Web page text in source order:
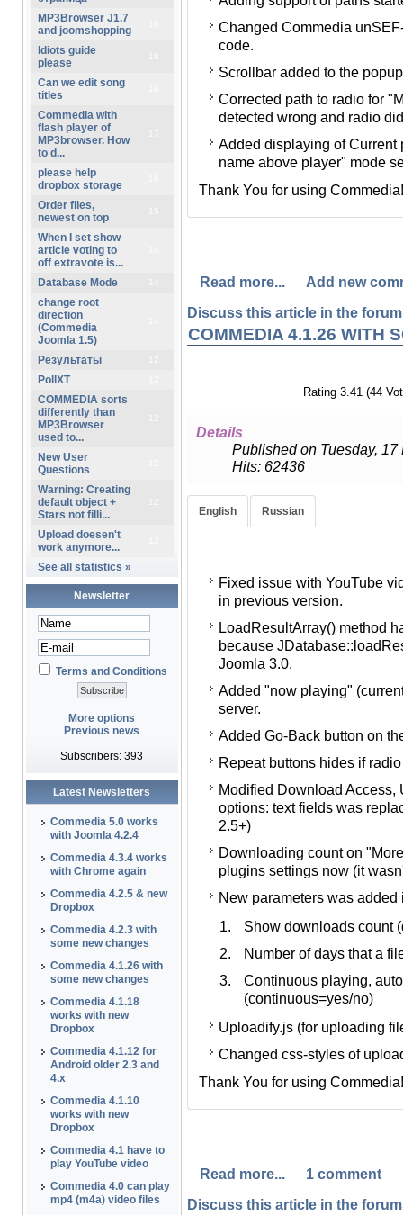
MP3Browser J1.7
and joomshopping
Idiots guide
please
Can we edit song
titles
Commedia with
flash player of
MP3browser. How
to d...
please help
dropbox storage
Order files,
newest on top
When I set show
article voting to
off extravote is...
Database Mode
change root
direction
(Commedia
Joomla 1.5)
Результаты
PollXT
COMMEDIA sorts
differently than
MP3Browser
used to...
New User
Questions
Warning: Creating
default object +
Stars not filli...
Upload doesen't
work anymore...
See all statistics »
Newsletter
Terms and Conditions
More options
Previous news
Subscribers: 393
Latest Newsletters
Commedia 5.0 works
with Joomla 4.2.4
Commedia 4.3.4 works
with Chrome again
Commedia 4.2.5 & new
Dropbox
Commedia 4.2.3 with
some new changes
Commedia 4.1.26 with
some new changes
Commedia 4.1.18
works with new
Dropbox
Commedia 4.1.12 for
Android older 2.3 and
4.x
Commedia 4.1.10
works with new
Dropbox
Commedia 4.1 have to
play YouTube video
Commedia 4.0 can play
mp4 (m4a) video files
Changed Commedia
code.
Scrollbar added to the
Corrected path to radio for
detected wrong and radio
Added displaying of Current
name above player" mode
Thank You for using Commedia!
SEF-урл и убрана из
проигрыватель (который
Добавлена полоса
подкорректирован вывод
(иногда путь определялся
Добавлено отображение
радио в случае, когда
над проигрывателем".
Спасибо Вам за поддержку
Read more...
Add new
Discuss this article in the
COMMEDIA 4.1.26 WITH
Rating 3.41 (44
Details
Published on Tuesday, 17
Hits: 62436
English Russian
Fixed issue with YouTube
in previous version.
LoadResultArray() method
because
Joomla 3.0.
Added "now playing"
server.
Added Go-Back button on
Repeat buttons hides if
Modified Download Access,
options: text fields was
2.5+)
Downloading count on
plugins settings now (it
New parameters was added
Show downloads count
Number of days that a
Continuous playing,
(continuous=yes/no)
Uploadify.js (for uploading
Changed css-styles of
Thank You for using Commedia!
странице, появившаяся в
Метод LoadResultArray()
что
с Joomla 3.0.
Добавлена возможность
композиции с Shoutcast
Добавлена кнопка назад
открывается по ссылке
Скрывается кнопка
В настройках скачивания,
поля с идентификаторами
групп пользователей
Отображение количества
плагина Commedia
В теги Commedia
Показывать
Сколько дней
Автопереход на
(continuous=yes/no)
Uploadify.js (для загрузки
Немного переписаны
Спасибо Вам за поддержку
Read more...
1 comment
Discuss this article in the